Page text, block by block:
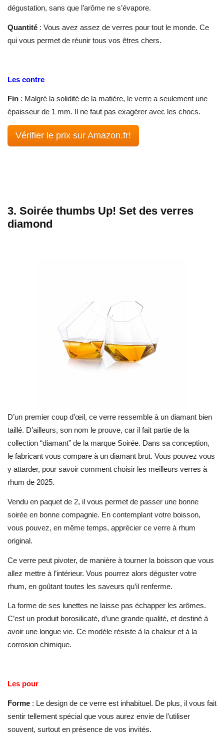
dégustation, sans que l’arôme ne s’évapore.
Quantité : Vous avez assez de verres pour tout le monde. Ce
qui vous permet de réunir tous vos êtres chers.
Les contre
Fin : Malgré la solidité de la matière, le verre a seulement une
épaisseur de 1 mm. Il ne faut pas exagérer avec les chocs.
Vérifier le prix sur Amazon.fr!
3. Soirée thumbs Up! Set des verres
diamond
D’un premier coup d’œil, ce verre ressemble à un diamant bien
taillé. D’ailleurs, son nom le prouve, car il fait partie de la
collection “diamant” de la marque Soirée. Dans sa conception,
le fabricant vous compare à un diamant brut. Vous pouvez vous
y attarder, pour savoir comment choisir les meilleurs verres à
rhum de 2025.
Vendu en paquet de 2, il vous permet de passer une bonne
soirée en bonne compagnie. En contemplant votre boisson,
vous pouvez, en même temps, apprécier ce verre à rhum
original.
Ce verre peut pivoter, de manière à tourner la boisson que vous
allez mettre à l’intérieur. Vous pourrez alors déguster votre
rhum, en goûtant toutes les saveurs qu’il renferme.
La forme de ses lunettes ne laisse pas échapper les arômes.
C’est un produit borosilicaté, d’une grande qualité, et destiné à
avoir une longue vie. Ce modèle résiste à la chaleur et à la
corrosion chimique.
Les pour
Forme : Le design de ce verre est inhabituel. De plus, il vous fait
sentir tellement spécial que vous aurez envie de l’utiliser
souvent, surtout en présence de vos invités.